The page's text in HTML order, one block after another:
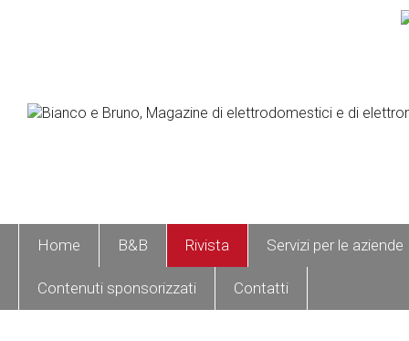
Home B&B Rivista Servizi per le aziende
Contenuti sponsorizzati Contatti